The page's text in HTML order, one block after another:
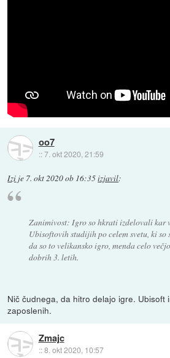
oo7
::7. okt 2020, 21:59
Izi je 7. okt 2020 ob 16:35izjavil:
Zanimivost: Igro so hkrati izdelovali kar
Ubisoftovih studijih po celem svetu, ki so
da so to velikansko igro, menda celo
dobrih 3. letih.
Nič čudnega, da hitro delajo igre. Ubisoft
zaposlenih.
Zmajc
::8. okt 2020, 10:57